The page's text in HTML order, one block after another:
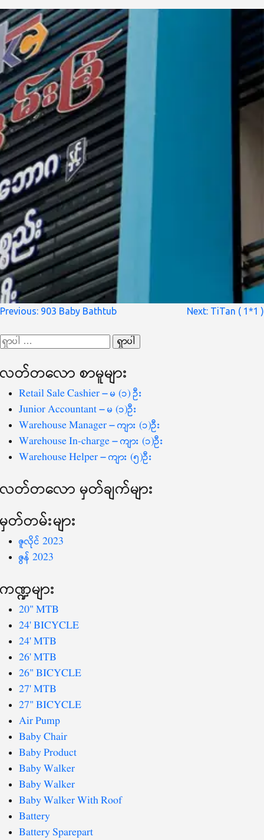
စာမူ
ပြ
Previous: 903 Baby Bathtub Next: TiTan ( 1*1 )
ရှာ
စကားလုံး
လတ်တ‌လော စာမူများ
Retail Sale Cashier – မ (၁) ဦး
Junior Accountant – မ (၁)ဦး
Warehouse Manager – ကျား (၁)ဦး
Warehouse In-charge – ကျား (၁)ဦး
Warehouse Helper – ကျား (၅)ဦး
လတ်တ‌လော မှတ်ချက်များ
မှတ်တမ်းများ
ဇူလိုင် 2023
ဇွန် 2023
ကဏ္ဍများ
20" MTB
24' BICYCLE
24' MTB
26' MTB
26" BICYCLE
27' MTB
27" BICYCLE
Air Pump
Baby Chair
Baby Product
Baby Walker
Baby Walker
Baby Walker With Roof
Battery
Battery Sparepart